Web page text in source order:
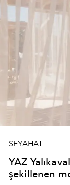
SEYAHAT
YAZ
şekillenen